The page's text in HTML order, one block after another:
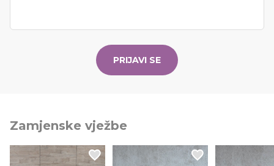
PRIJAVI SE
Zamjenske vježbe